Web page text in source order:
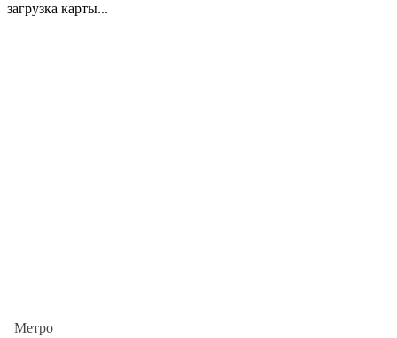
загрузка карты...
Метро